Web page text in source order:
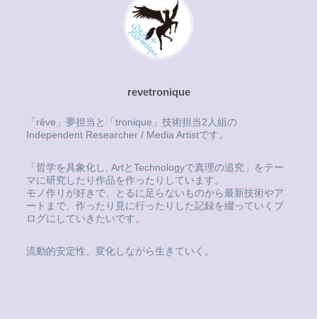
revetronique
「rêve」夢担当と「tronique」技術担当2人組の
Independent Researcher / Media Artistです。
「哲学を具象化し, ArtとTechnologyで真理の追究」をテー
マに研究したり作品を作ったりしています。
モノ作りが好きで、とるに足らないものから最新技術やア
ートまで、作ったり見に行ったりした記録を綴っていくブ
ログにしていきたいです。
流動的安定性、変化しながら生きていく。